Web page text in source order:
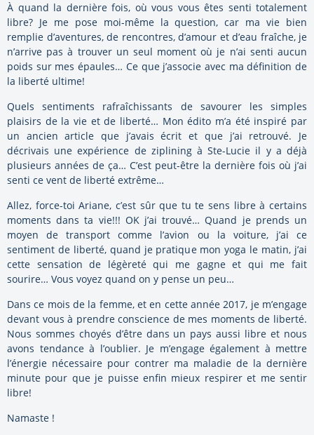
À quand la dernière fois, où vous vous êtes senti totalement
libre? Je me pose moi-même la question, car ma vie bien
remplie d’aventures, de rencontres, d’amour et d’eau fraîche, je
n’arrive pas à trouver un seul moment où je n’ai senti aucun
poids sur mes épaules… Ce que j’associe avec ma définition de
la liberté ultime!
Quels sentiments rafraîchissants de savourer les simples
plaisirs de la vie et de liberté… Mon édito m’a été inspiré par
un ancien article que j’avais écrit et que j’ai retrouvé. Je
décrivais une expérience de ziplining à Ste-Lucie il y a déjà
plusieurs années de ça… C’est peut-être la dernière fois où j’ai
senti ce vent de liberté extrême…
Allez, force-toi Ariane, c’est sûr que tu te sens libre à certains
moments dans ta vie!!! OK j’ai trouvé… Quand je prends un
moyen de transport comme l’avion ou la voiture, j’ai ce
sentiment de liberté, quand je pratique mon yoga le matin, j’ai
cette sensation de légèreté qui me gagne et qui me fait
sourire… Vous voyez quand on y pense un peu…
Dans ce mois de la femme, et en cette année 2017, je m’engage
devant vous à prendre conscience de mes moments de liberté.
Nous sommes choyés d’être dans un pays aussi libre et nous
avons tendance à l’oublier. Je m’engage également à mettre
l’énergie nécessaire pour contrer ma maladie de la dernière
minute pour que je puisse enfin mieux respirer et me sentir
libre!
Namaste !